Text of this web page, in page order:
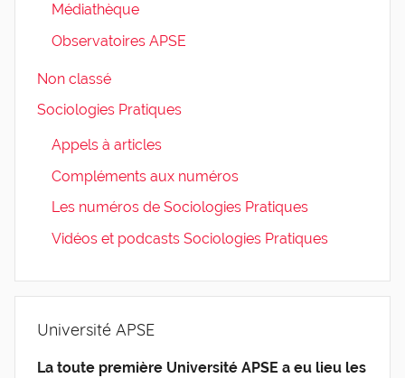
Médiathèque
Observatoires APSE
Non classé
Sociologies Pratiques
Appels à articles
Compléments aux numéros
Les numéros de Sociologies Pratiques
Vidéos et podcasts Sociologies Pratiques
Université APSE
La toute première Université APSE a eu lieu les